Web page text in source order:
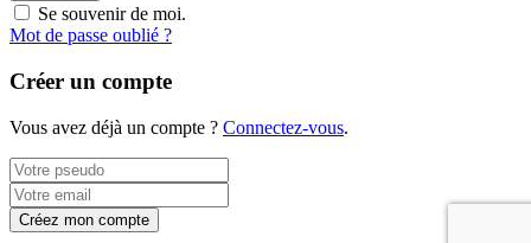
Se souvenir de moi.
Mot de passe oublié ?
Créer un compte
Vous avez déjà un compte ? Connectez-vous.
Créez mon compte